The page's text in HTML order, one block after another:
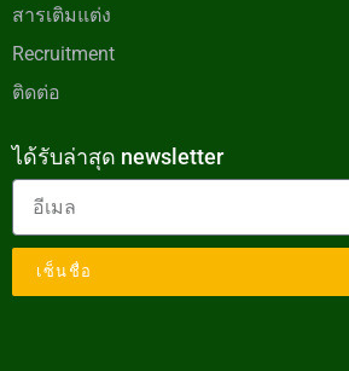
สารเติมแต่ง
Recruitment
ติดต่อ
ได้รับล่าสุด newsletter
เซ็นชื่อ